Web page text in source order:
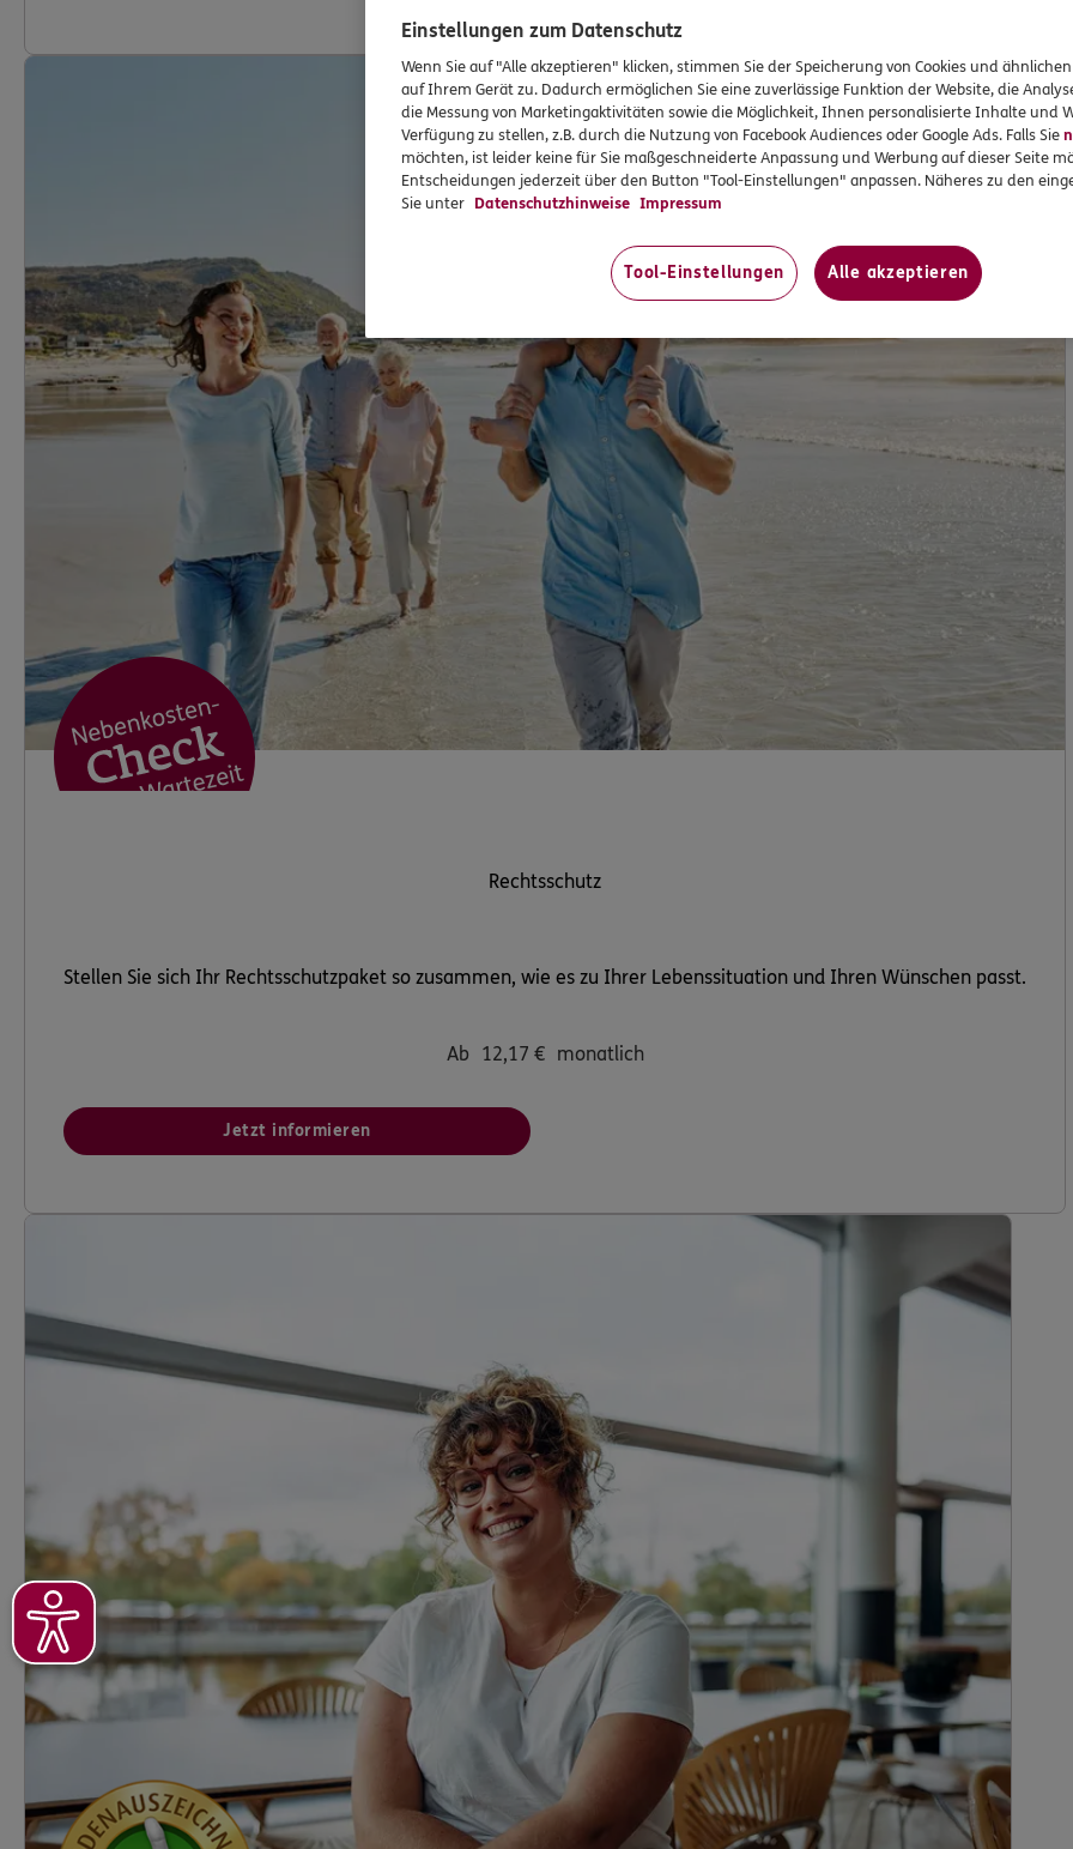
Rechtsschutz
Stellen Sie sich Ihr Rechtsschutzpaket so zusammen, wie es zu Ihrer Lebenssituation und Ihren Wünschen passt.
Ab 12,17 € monatlich
Jetzt informieren
Einstellungen zum Datenschutz
Wenn Sie auf "Alle akzeptieren" klicken, stimmen Sie der Speicherung von Cookies und
auf Ihrem Gerät zu. Dadurch ermöglichen Sie eine zuverlässige Funktion der Website, die
die Messung von Marketingaktivitäten sowie die Möglichkeit, Ihnen personalisierte Inhalte und
Verfügung zu stellen, z.B. durch die Nutzung von Facebook Audiences oder Google Ads. Falls Sie
möchten, ist leider keine für Sie maßgeschneiderte Anpassung und Werbung auf dieser Seite
Entscheidungen jederzeit über den Button "Tool-Einstellungen" anpassen. Näheres zu den
Sie unter Datenschutzhinweise Impressum
Tool-Einstellungen Alle akzeptieren